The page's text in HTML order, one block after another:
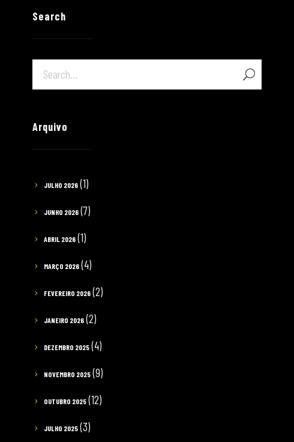
Search
Arquivo
JULHO 2026 (1)
JUNHO 2026 (7)
ABRIL 2026 (1)
MARÇO 2026 (4)
FEVEREIRO 2026 (2)
JANEIRO 2026 (2)
DEZEMBRO 2025 (4)
NOVEMBRO 2025 (9)
OUTUBRO 2025 (12)
JULHO 2025 (3)